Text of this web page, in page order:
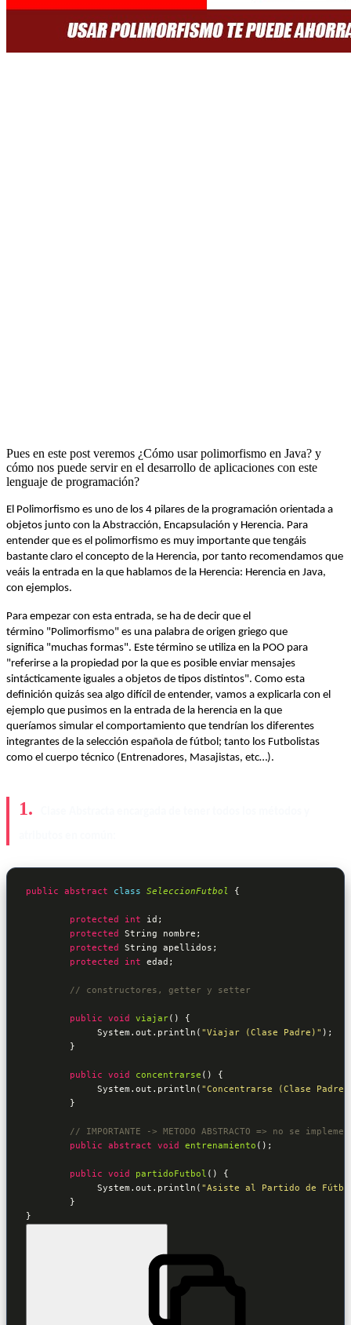
Pues en este post veremos ¿Cómo usar polimorfismo en Java? y
cómo nos puede servir en el desarrollo de aplicaciones con este
lenguaje de programación?
El Polimorfismo es uno de los 4 pilares de la programación orientada a
objetos junto con la Abstracción, Encapsulación y Herencia. Para
entender que es el polimorfismo es muy importante que tengáis
bastante claro el concepto de la Herencia, por tanto recomendamos que
veáis la entrada en la que hablamos de la Herencia: Herencia en Java,
con ejemplos.
Para empezar con esta entrada, se ha de decir que el
término "Polimorfismo" es una palabra de origen griego que
significa "muchas formas". Este término se utiliza en la POO para
"referirse a la propiedad por la que es posible enviar mensajes
sintácticamente iguales a objetos de tipos distintos". Como esta
definición quizás sea algo difícil de entender, vamos a explicarla con el
ejemplo que pusimos en la entrada de la herencia en la que
queríamos simular el comportamiento que tendrían los diferentes
integrantes de la selección española de fútbol; tanto los Futbolistas
como el cuerpo técnico (Entrenadores, Masajistas, etc…).
public abstract class SeleccionFutbol {
protected int id;
protected String nombre;
protected String apellidos;
protected
int edad;
// constructores, getter y setter
public void viajar() {
	     System.out.println(
"Viajar (Clase Padre)" );
public void concentrarse () {
	     System.out.println(
"Concentrarse (Clase
// IMPORTANTE -> METODO ABSTRACTO => no se
public abstract void entrenamiento ();
public void partidoFutbol () {
	     System.out.println(
"Asiste al Partido de
}